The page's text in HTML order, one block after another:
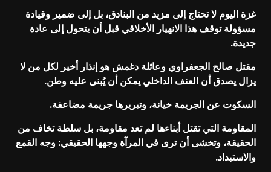
غزة اليوم لا تحتاج إلى مزيد من البنادق، بل إلى ضمير وقيادة
مسؤولة توقف هذا الانهيار الأخلاقي قبل أن يتحول إلى عادة
جديدة.
مقتل صالح الجعفراوي وعائلة دغمش هو إنذار أخير لكل من لا
يزال يصدق أن العنف الداخلي يمكن أن يُبنى عليه وطن.
السكوت عن الجريمة خيانة، وتبريرها جريمة مضاعفة.
المقاومة التي تقتل أبناءها لم تعد مقاومة، بل سلطة تخاف من
الحقيقة، وتخشى أن ترى في المرآة وجهها الحقيقي: وجه القمع
والاستبداد.